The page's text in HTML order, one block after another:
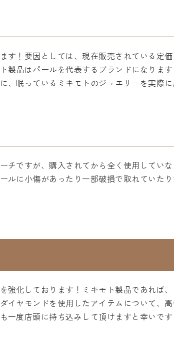
す！要因としては、現在販売されている定
製品はパールを代表するブランドになりま
、眠っているミキモトのジュエリーを実際
チですが、購入されてから全く使用してい
ルに小傷があったり一部破損で取れていた
強化しております！ミキモト製品であれば
イヤモンドを使用したアイテムについて、
一度店頭に持ち込みして頂けますと幸いで